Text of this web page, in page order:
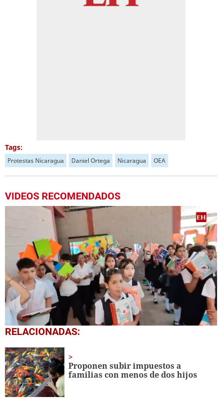
Tags:
Protestas Nicaragua Daniel Ortega Nicaragua OEA
VIDEOS RECOMENDADOS
0
seconds
1
minute,
56
seconds
RELACIONADAS:
Proponen subir impuestos a
familias con menos de dos hijos